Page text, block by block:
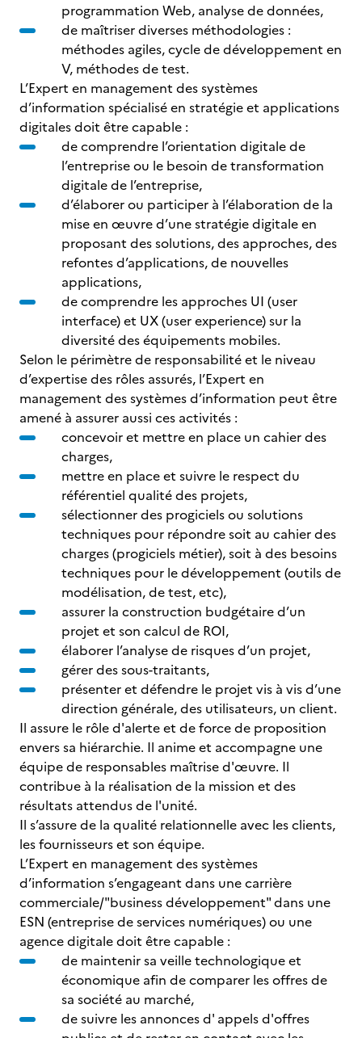
programmation Web, analyse de données,
de maîtriser diverses méthodologies :
méthodes agiles, cycle de développement en
V, méthodes de test.
L’Expert en management des systèmes
d’information spécialisé en stratégie et applications
digitales doit être capable :
de comprendre l’orientation digitale de
l’entreprise ou le besoin de transformation
digitale de l’entreprise,
d’élaborer ou participer à l’élaboration de la
mise en œuvre d’une stratégie digitale en
proposant des solutions, des approches, des
refontes d’applications, de nouvelles
applications,
de comprendre les approches UI (user
interface) et UX (user experience) sur la
diversité des équipements mobiles.
Selon le périmètre de responsabilité et le niveau
d’expertise des rôles assurés, l’Expert en
management des systèmes d’information peut être
amené à assurer aussi ces activités :
concevoir et mettre en place un cahier des
charges,
mettre en place et suivre le respect du
référentiel qualité des projets,
sélectionner des progiciels ou solutions
techniques pour répondre soit au cahier des
charges (progiciels métier), soit à des besoins
techniques pour le développement (outils de
modélisation, de test, etc),
assurer la construction budgétaire d’un
projet et son calcul de ROI,
élaborer l’analyse de risques d’un projet,
gérer des sous-traitants,
présenter et défendre le projet vis à vis d’une
direction générale, des utilisateurs, un client.
Il assure le rôle d'alerte et de force de proposition
envers sa hiérarchie. Il anime et accompagne une
équipe de responsables maîtrise d'œuvre. Il
contribue à la réalisation de la mission et des
résultats attendus de l'unité.
Il s’assure de la qualité relationnelle avec les clients,
les fournisseurs et son équipe.
L’Expert en management des systèmes
d’information s’engageant dans une carrière
commerciale/"business développement" dans une
ESN (entreprise de services numériques) ou une
agence digitale doit être capable :
de maintenir sa veille technologique et
économique afin de comparer les offres de
sa société au marché,
de suivre les annonces d' appels d'offres